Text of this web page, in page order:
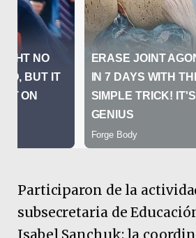
Participaron de la
subsecretaria de
Isabel Sanchuk; la